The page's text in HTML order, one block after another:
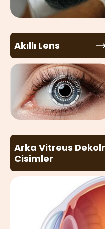
Akıllı Lens
Arka Vitreus
Cisimler